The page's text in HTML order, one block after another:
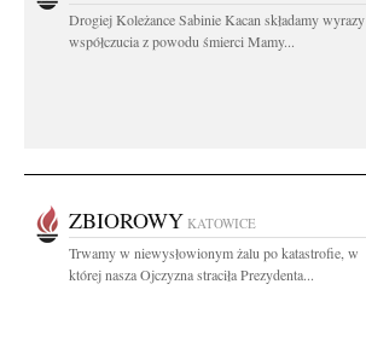
Drogiej Koleżance Sabinie Kacan składamy wyrazy
współczucia z powodu śmierci Mamy...
ZBIOROWY KATOWICE
Trwamy w niewysłowionym żalu po katastrofie, w
której nasza Ojczyzna straciła Prezydenta...